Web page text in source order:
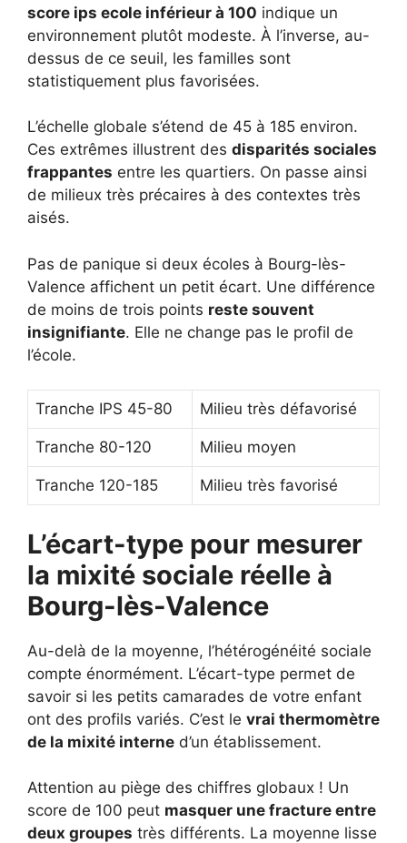
score ips ecole inférieur à 100 indique un
environnement plutôt modeste. À l’inverse, au-
dessus de ce seuil, les familles sont
statistiquement plus favorisées.
L’échelle globale s’étend de 45 à 185 environ.
Ces extrêmes illustrent des disparités sociales
frappantes entre les quartiers. On passe ainsi
de milieux très précaires à des contextes très
aisés.
Pas de panique si deux écoles à Bourg-lès-
Valence affichent un petit écart. Une différence
de moins de trois points reste souvent
insignifiante. Elle ne change pas le profil de
l’école.
Tranche IPS 45-80 Milieu très défavorisé
Tranche 80-120 Milieu moyen
Tranche 120-185 Milieu très favorisé
L’écart-type pour mesurer
la mixité sociale réelle à
Bourg-lès-Valence
Au-delà de la moyenne, l’hétérogénéité sociale
compte énormément. L’écart-type permet de
savoir si les petits camarades de votre enfant
ont des profils variés. C’est le vrai thermomètre
de la mixité interne d’un établissement.
Attention au piège des chiffres globaux ! Un
score de 100 peut masquer une fracture entre
deux groupes très différents. La moyenne lisse